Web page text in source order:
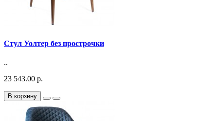
Стул Уолтер без прострочки
..
23 543.00 р.
В корзину